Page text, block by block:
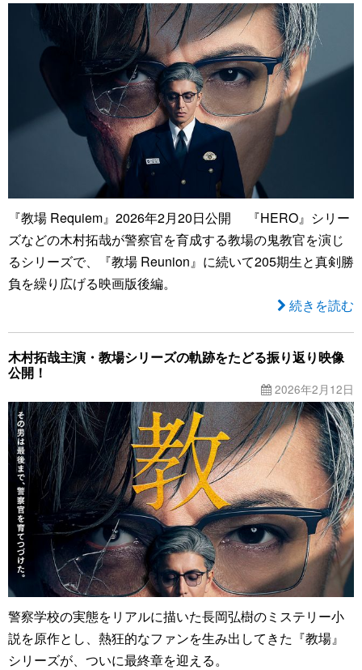
『教場 Requiem』2026年2月20日公開 『HERO』シリー
ズなどの木村拓哉が警察官を育成する教場の鬼教官を演じ
るシリーズで、『教場 Reunion』に続いて205期生と真剣勝
負を繰り広げる映画版後編。
続きを読む
木村拓哉主演・教場シリーズの軌跡をたどる振り返り映像
公開！
2026年2月12日
警察学校の実態をリアルに描いた長岡弘樹のミステリー小
説を原作とし、熱狂的なファンを生み出してきた『教場』
シリーズが、ついに最終章を迎える。